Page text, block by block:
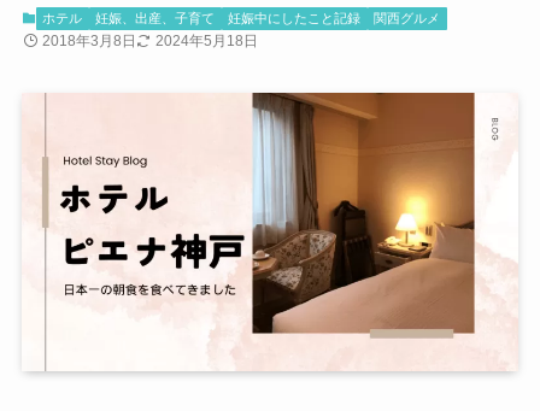
ホテル 妊娠、出産、子育て 妊娠中にしたこと記録 関西グルメ
2018年3月8日 2024年5月18日